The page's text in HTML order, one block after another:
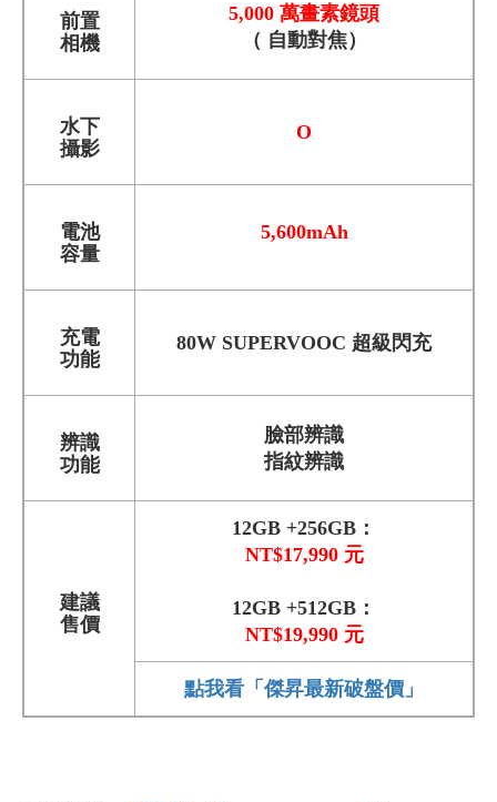
前置
相機
5,000 萬畫素鏡頭
（ 自動對焦）
水下
攝影
O
電池
容量
5,600mAh
充電
功能
80W SUPERVOOC 超級閃充
辨識
功能
臉部辨識
指紋辨識
建議
售價
12GB +256GB：
NT$17,990 元
12GB +512GB：
NT$19,990 元
點我看「傑昇最新破盤價」